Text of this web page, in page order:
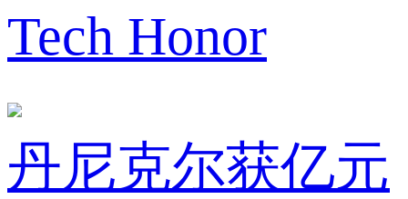
Tech Honor
丹尼克尔获亿元